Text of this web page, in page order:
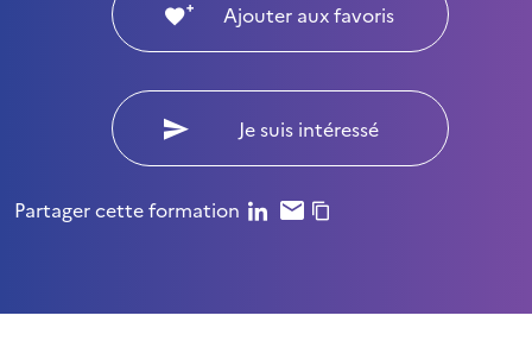
Ajouter aux favoris
Je suis intéressé
Partager cette formation